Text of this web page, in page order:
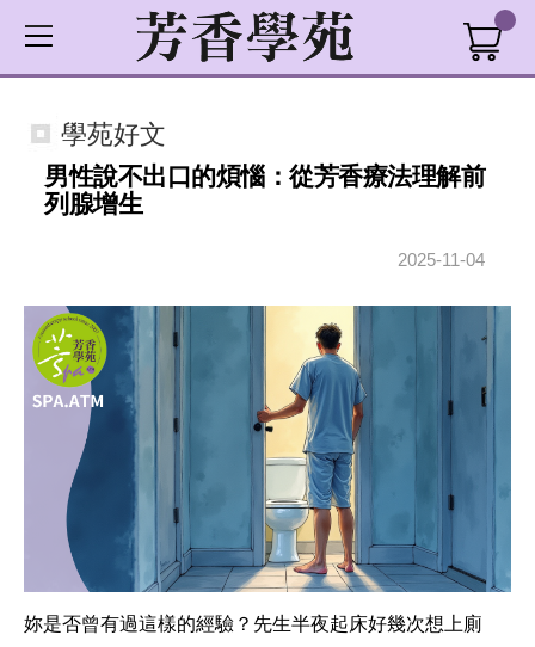
學苑好文
男性說不出口的煩惱：從芳香療法理解前
列腺增生
2025-11-04
妳是否曾有過這樣的經驗？先生半夜起床好幾次想上廁